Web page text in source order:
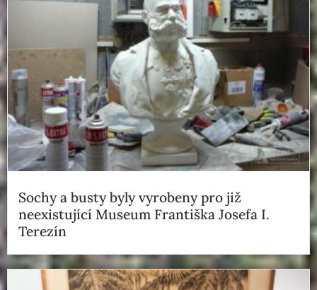
Sochy a busty byly vyrobeny pro již
neexistující Museum Františka Josefa I.
Terezín